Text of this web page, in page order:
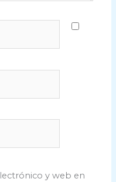
y web en